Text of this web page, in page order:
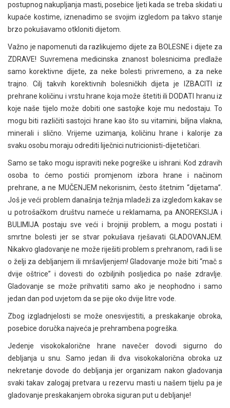
postupnog nakupljanja masti, posebice ljeti kada se treba skidati u
kupaće kostime, iznenadimo se svojim izgledom pa takvo stanje
brzo pokušavamo otkloniti dijetom.
Važno je napomenuti da razlikujemo dijete za BOLESNE i dijete za
ZDRAVE! Suvremena medicinska znanost bolesnicima predlaže
samo korektivne dijete, za neke bolesti privremeno, a za neke
trajno. Cilj takvih korektivnih bolesničkih dijeta je IZBACITI iz
prehrane količinu i vrstu hrane koja može štetiti ili DODATI hranu iz
koje naše tijelo može dobiti one sastojke koje mu nedostaju. To
mogu biti različiti sastojci hrane kao što su vitamini, biljna vlakna,
minerali i slično. Vrijeme uzimanja, količinu hrane i kalorije za
svaku osobu moraju odrediti liječnici nutricionisti-dijetetičari.
Samo se tako mogu ispraviti neke pogreške u ishrani. Kod zdravih
osoba to ćemo postići promjenom izbora hrane i načinom
prehrane, a ne MUČENJEM nekorisnim, često štetnim “dijetama”.
Još je veći problem današnja težnja mladeži za izgledom kakav se
u potrošačkom društvu nameće u reklamama, pa ANOREKSIJA i
BULIMIJA postaju sve veći i brojniji problem, a mogu postati i
smrtne bolesti jer se stvar pokušava rješavati GLADOVANJEM.
Nikakvo gladovanje ne može riješiti problem s prehranom, radi li se
o želji za debljanjem ili mršavljenjem! Gladovanje može biti “mač s
dvije oštrice” i dovesti do ozbiljnih posljedica po naše zdravlje.
Gladovanje se može prihvatiti samo ako je neophodno i samo
jedan dan pod uvjetom da se pije oko dvije litre vode.
Zbog izgladnjelosti se može onesvijestiti, a preskakanje obroka,
posebice doručka najveća je prehrambena pogreška.
Jedenje visokokalorične hrane navečer dovodi sigurno do
debljanja u snu. Samo jedan ili dva visokokalorična obroka uz
nekretanje dovode do debljanja jer organizam nakon gladovanja
svaki takav zalogaj pretvara u rezervu masti u našem tijelu pa je
gladovanje preskakanjem obroka siguran put u debljanje!